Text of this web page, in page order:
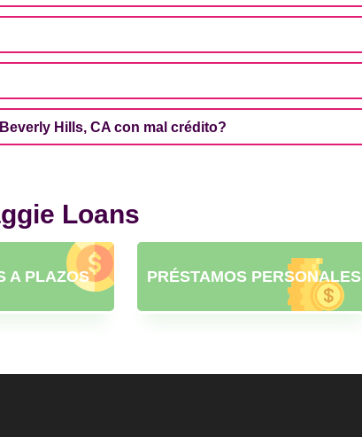
Hills, CA con mal crédito?
Loans
A PLAZOS PRÉSTAMOS PERSONALES